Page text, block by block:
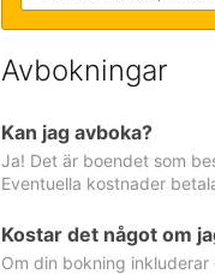
Avbokningar
Kan jag avboka?
Ja! Det är boendet som
Eventuella kostnader
Kostar det något om
Om din bokning